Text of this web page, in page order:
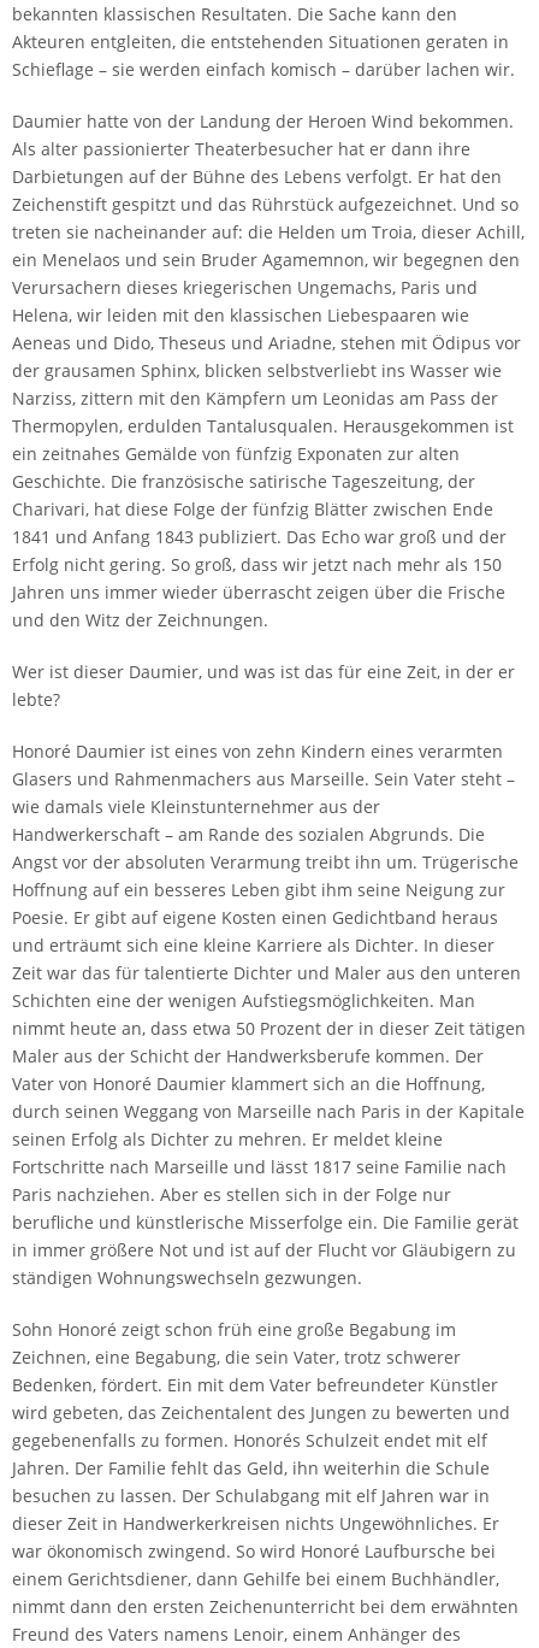
bekannten klassischen Resultaten. Die Sache kann den
Akteuren entgleiten, die entstehenden Situationen geraten in
Schieflage – sie werden einfach komisch – darüber lachen wir.
Daumier hatte von der Landung der Heroen Wind bekommen.
Als alter passionierter Theaterbesucher hat er dann ihre
Darbietungen auf der Bühne des Lebens verfolgt. Er hat den
Zeichenstift gespitzt und das Rührstück aufgezeichnet. Und so
treten sie nacheinander auf: die Helden um Troia, dieser Achill,
ein Menelaos und sein Bruder Agamemnon, wir begegnen den
Verursachern dieses kriegerischen Ungemachs, Paris und
Helena, wir leiden mit den klassischen Liebespaaren wie
Aeneas und Dido, Theseus und Ariadne, stehen mit Ödipus vor
der grausamen Sphinx, blicken selbstverliebt ins Wasser wie
Narziss, zittern mit den Kämpfern um Leonidas am Pass der
Thermopylen, erdulden Tantalusqualen. Herausgekommen ist
ein zeitnahes Gemälde von fünfzig Exponaten zur alten
Geschichte. Die französische satirische Tageszeitung, der
Charivari, hat diese Folge der fünfzig Blätter zwischen Ende
1841 und Anfang 1843 publiziert. Das Echo war groß und der
Erfolg nicht gering. So groß, dass wir jetzt nach mehr als 150
Jahren uns immer wieder überrascht zeigen über die Frische
und den Witz der Zeichnungen.
Wer ist dieser Daumier, und was ist das für eine Zeit, in der er
lebte?
Honoré Daumier ist eines von zehn Kindern eines verarmten
Glasers und Rahmenmachers aus Marseille. Sein Vater steht –
wie damals viele Kleinstunternehmer aus der
Handwerkerschaft – am Rande des sozialen Abgrunds. Die
Angst vor der absoluten Verarmung treibt ihn um. Trügerische
Hoffnung auf ein besseres Leben gibt ihm seine Neigung zur
Poesie. Er gibt auf eigene Kosten einen Gedichtband heraus
und erträumt sich eine kleine Karriere als Dichter. In dieser
Zeit war das für talentierte Dichter und Maler aus den unteren
Schichten eine der wenigen Aufstiegsmöglichkeiten. Man
nimmt heute an, dass etwa 50 Prozent der in dieser Zeit tätigen
Maler aus der Schicht der Handwerksberufe kommen. Der
Vater von Honoré Daumier klammert sich an die Hoffnung,
durch seinen Weggang von Marseille nach Paris in der Kapitale
seinen Erfolg als Dichter zu mehren. Er meldet kleine
Fortschritte nach Marseille und lässt 1817 seine Familie nach
Paris nachziehen. Aber es stellen sich in der Folge nur
berufliche und künstlerische Misserfolge ein. Die Familie gerät
in immer größere Not und ist auf der Flucht vor Gläubigern zu
ständigen Wohnungswechseln gezwungen.
Sohn Honoré zeigt schon früh eine große Begabung im
Zeichnen, eine Begabung, die sein Vater, trotz schwerer
Bedenken, fördert. Ein mit dem Vater befreundeter Künstler
wird gebeten, das Zeichentalent des Jungen zu bewerten und
gegebenenfalls zu formen. Honorés Schulzeit endet mit elf
Jahren. Der Familie fehlt das Geld, ihn weiterhin die Schule
besuchen zu lassen. Der Schulabgang mit elf Jahren war in
dieser Zeit in Handwerkerkreisen nichts Ungewöhnliches. Er
war ökonomisch zwingend. So wird Honoré Laufbursche bei
einem Gerichtsdiener, dann Gehilfe bei einem Buchhändler,
nimmt dann den ersten Zeichenunterricht bei dem erwähnten
Freund des Vaters namens Lenoir, einem Anhänger des